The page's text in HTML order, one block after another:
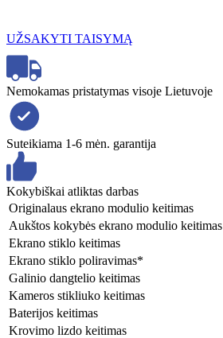
UŽSAKYTI TAISYMĄ
Nemokamas pristatymas visoje Lietuvoje
Suteikiama 1-6 mėn. garantija
Kokybiškai atliktas darbas
Originalaus ekrano modulio keitimas
Aukštos kokybės ekrano modulio keitimas
Ekrano stiklo keitimas
Ekrano stiklo poliravimas*
Galinio dangtelio keitimas
Kameros stikliuko keitimas
Baterijos keitimas
Krovimo lizdo keitimas